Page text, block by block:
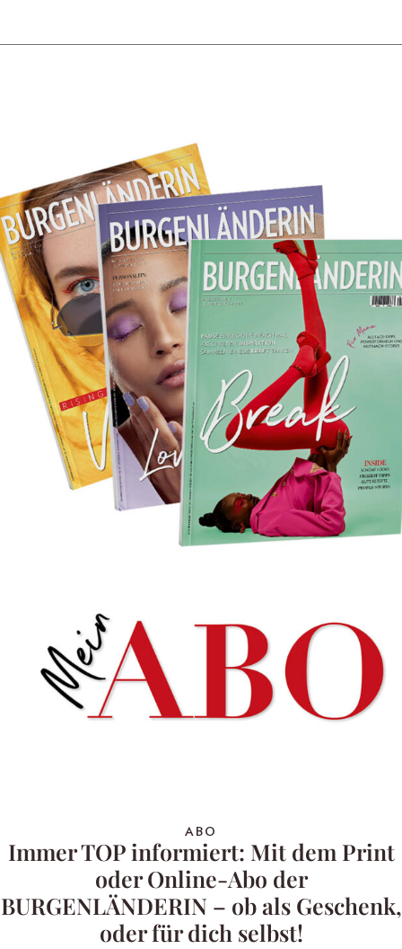
ABO
Immer TOP informiert: Mit dem Print
oder Online-Abo der
BURGENLÄNDERIN – ob als Geschenk,
oder für dich selbst!